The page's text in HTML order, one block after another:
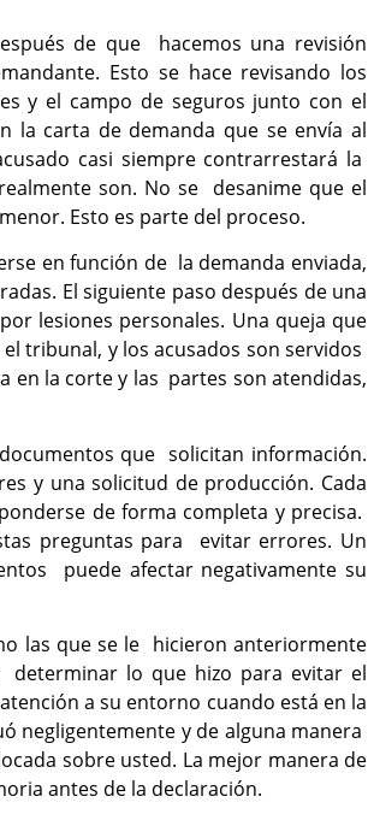
de que hacemos una revisión
Esto se hace revisando los
y el campo de seguros junto con el
carta de demanda que se envía al
casi siempre contrarrestará la
son. No se desanime que el
Esto es parte del proceso.
en función de la demanda enviada,
El siguiente paso después de una
lesiones personales. Una queja que
tribunal, y los acusados son servidos
en la corte y las partes son atendidas,
que solicitan información.
y una solicitud de producción. Cada
de forma completa y precisa.
preguntas para evitar errores. Un
puede afectar negativamente su
las que se le hicieron anteriormente
lo que hizo para evitar el
a su entorno cuando está en la
negligentemente y de alguna manera
sobre usted. La mejor manera de
antes de la declaración.